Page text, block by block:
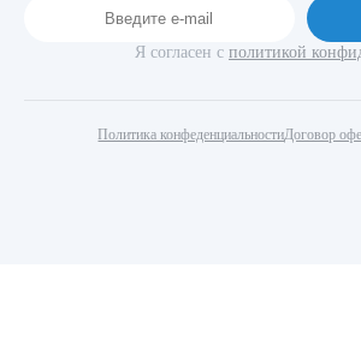
Я согласен с политикой
Политика конфеденциальностиДоговор